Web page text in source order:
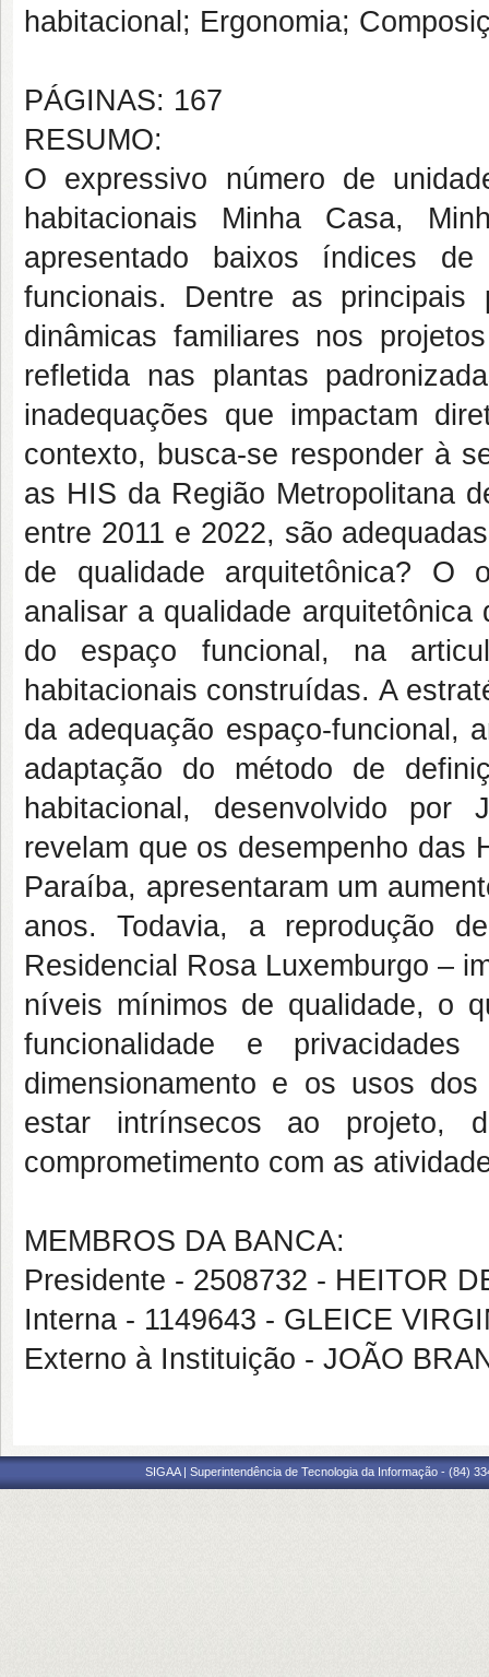
habitacional; Ergonomia;
PÁGINAS: 167
RESUMO:
O expressivo número de
habitacionais Minha Casa,
apresentado baixos índices de
funcionais. Dentre as principais
dinâmicas familiares nos
refletida nas plantas
inadequações que impactam
contexto, busca-se responder à
as HIS da Região Metropolitana
entre 2011 e 2022, são
de qualidade arquitetônica? O
analisar a qualidade
do espaço funcional, na
habitacionais construídas. A
da adequação espaço-funcional,
adaptação do método de
habitacional, desenvolvido
revelam que os desempenho das
Paraíba, apresentaram um
anos. Todavia, a reprodução
Residencial Rosa Luxemburgo –
níveis mínimos de qualidade, o
funcionalidade e
dimensionamento e os usos
estar intrínsecos ao projeto,
comprometimento com as
MEMBROS DA BANCA:
Presidente - 2508732 - HEITOR
Interna - 1149643 - GLEICE
Externo à Instituição - JOÃO
SIGAA | Superintendência de Tecnologia da Informação - (84)